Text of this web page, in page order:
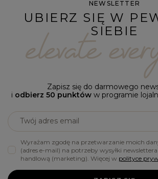
NEWSLETTER
UBIERZ SIĘ W
SIEBIE
Zapisz się do darmowego
i odbierz 50 punktóww programie
Twój adres email
Wyrażam zgodę na przetwarzanie moich
(adres e-mail) na potrzeby wysyłki
handlową (marketing). Więcej w polityce